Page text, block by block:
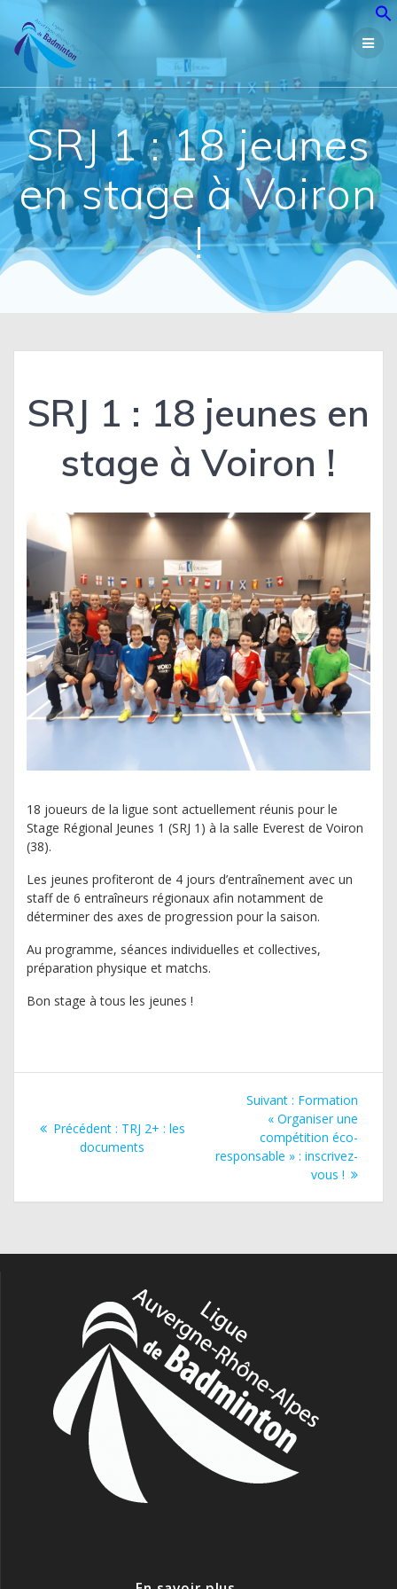
Passer
SRJ 1 : 18 jeunes
en stage à Voiron
!
SRJ 1 : 18 jeunes en
stage à Voiron !
18 joueurs de la ligue sont actuellement réunis pour le
Stage Régional Jeunes 1 (SRJ 1) à la salle Everest de Voiron
(38).
Les jeunes profiteront de 4 jours d’entraînement avec un
staff de 6 entraîneurs régionaux afin notamment de
déterminer des axes de progression pour la saison.
Au programme, séances individuelles et collectives,
préparation physique et matchs.
Bon stage à tous les jeunes !
de
l’article
Précédent : Article
précédent
TRJ 2+ : les
documents
Suivant : Article
suivant
:
Formation
« Organiser une
compétition éco-
responsable » : inscrivez-
vous !